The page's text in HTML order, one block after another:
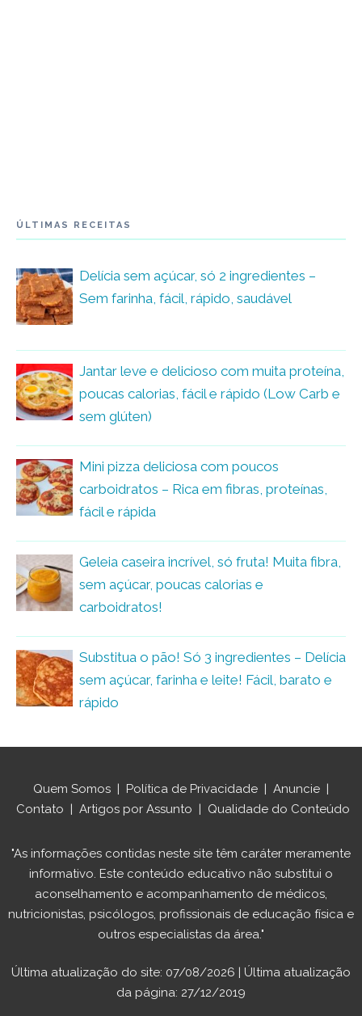
ÚLTIMAS RECEITAS
Delícia sem açúcar, só 2 ingredientes –
Sem farinha, fácil, rápido, saudável
Jantar leve e delicioso com muita proteína,
poucas calorias, fácil e rápido (Low Carb e
sem glúten)
Mini pizza deliciosa com poucos
carboidratos – Rica em fibras, proteínas,
fácil e rápida
Geleia caseira incrível, só fruta! Muita fibra,
sem açúcar, poucas calorias e
carboidratos!
Substitua o pão! Só 3 ingredientes – Delícia
sem açúcar, farinha e leite! Fácil, barato e
rápido
Quem Somos | Política de Privacidade | Anuncie |
Contato | Artigos por Assunto | Qualidade do Conteúdo
"As informações contidas neste site têm caráter meramente
informativo. Este conteúdo educativo não substitui o
aconselhamento e acompanhamento de médicos,
nutricionistas, psicólogos, profissionais de educação física e
outros especialistas da área."
Última atualização do site: 07/08/2026 | Última atualização
da página: 27/12/2019